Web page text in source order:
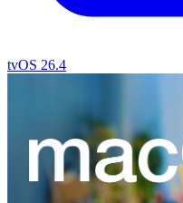
tvOS 26.4